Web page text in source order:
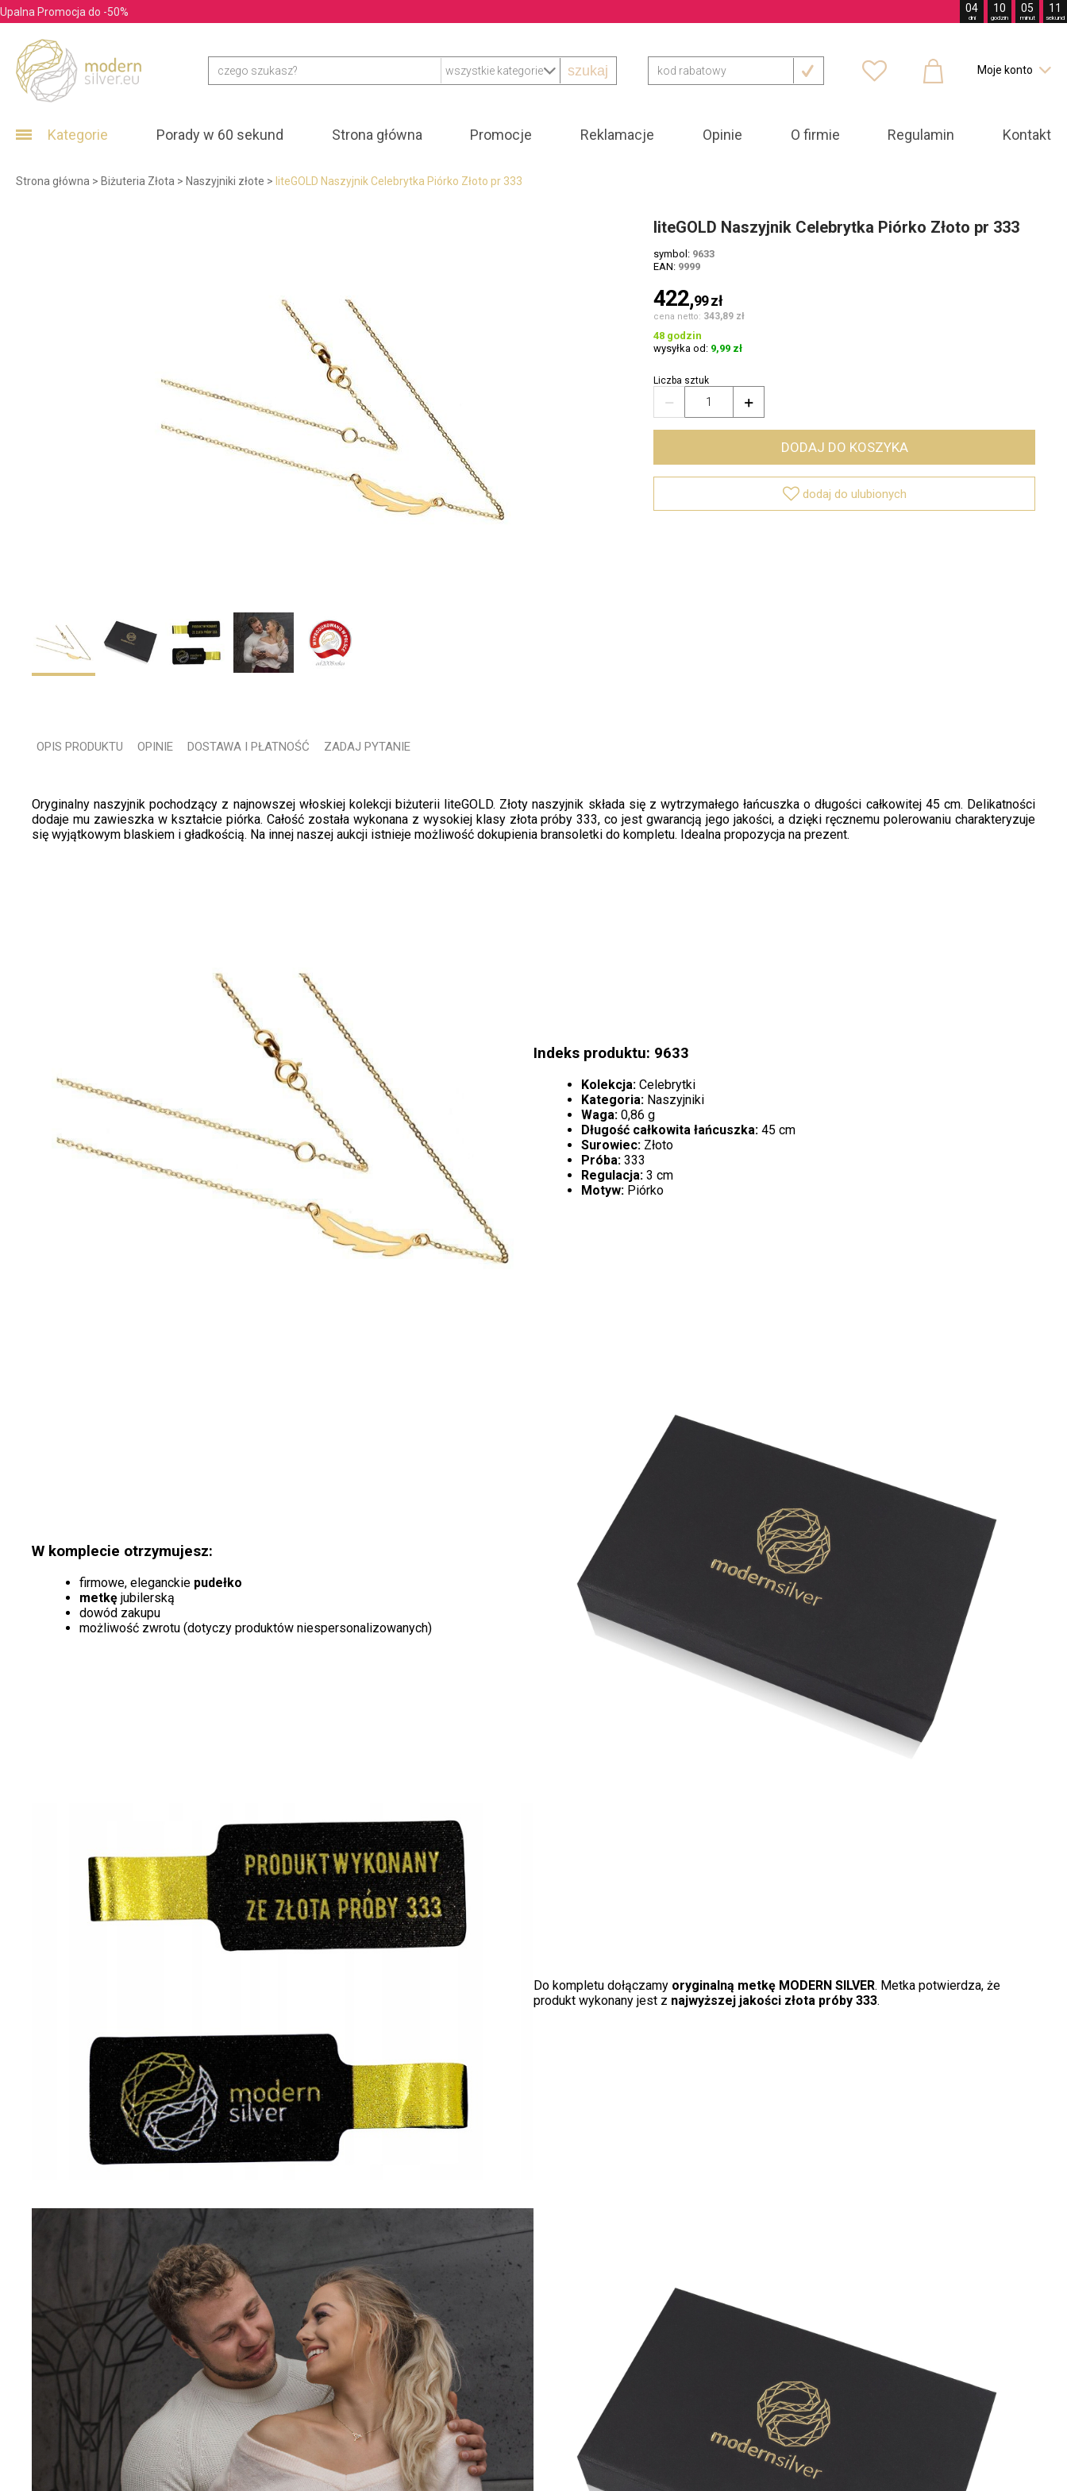
Upalna Promocja do -50% 04
dni
10
godzin
05
minut
09
sekund
szukaj    Moje konto 
Kategorie Porady w 60 sekund Strona główna Promocje Reklamacje Opinie O firmie Regulamin Kontakt
Strona główna > Biżuteria Złota > Naszyjniki złote > liteGOLD Naszyjnik Celebrytka Piórko Złoto pr 333
liteGOLD Naszyjnik Celebrytka Piórko Złoto pr 333
symbol: 9633
EAN: 9999
422,99zł
cena netto: 343,89 zł
48 godzin
wysyłka od: 9,99 zł
Liczba sztuk
 
DODAJ DO KOSZYKA
 dodaj do ulubionych
OPIS PRODUKTU OPINIE DOSTAWA I PŁATNOŚĆ ZADAJ PYTANIE
Oryginalny naszyjnik pochodzący z najnowszej włoskiej kolekcji biżuterii liteGOLD. Złoty naszyjnik składa się z wytrzymałego łańcuszka o długości całkowitej 45 cm. Delikatności
dodaje mu zawieszka w kształcie piórka. Całość została wykonana z wysokiej klasy złota próby 333, co jest gwarancją jego jakości, a dzięki ręcznemu polerowaniu charakteryzuje
się wyjątkowym blaskiem i gładkością. Na innej naszej aukcji istnieje możliwość dokupienia bransoletki do kompletu. Idealna propozycja na prezent.
Indeks produktu: 9633
Kolekcja: Celebrytki
Kategoria: Naszyjniki
Waga: 0,86 g
Długość całkowita łańcuszka: 45 cm
Surowiec: Złoto
Próba: 333
Regulacja: 3 cm
Motyw: Piórko
W komplecie otrzymujesz:
firmowe, eleganckie pudełko
metkę jubilerską
dowód zakupu
możliwość zwrotu (dotyczy produktów niespersonalizowanych)
Do kompletu dołączamy oryginalną metkę MODERN SILVER. Metka potwierdza, że
produkt wykonany jest z najwyższej jakości złota próby 333.